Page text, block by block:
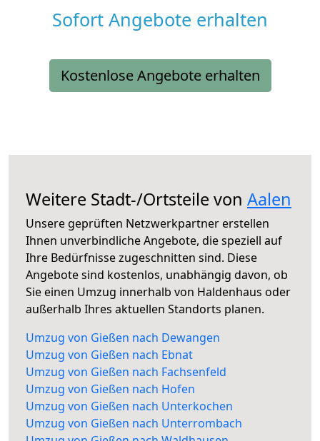
Sofort Angebote erhalten
Kostenlose Angebote erhalten
Weitere Stadt-/Ortsteile von Aalen
Unsere geprüften Netzwerkpartner erstellen
Ihnen unverbindliche Angebote, die speziell auf
Ihre Bedürfnisse zugeschnitten sind. Diese
Angebote sind kostenlos, unabhängig davon, ob
Sie einen Umzug innerhalb von Haldenhaus oder
außerhalb Ihres aktuellen Standorts planen.
Umzug von Gießen nach Dewangen
Umzug von Gießen nach Ebnat
Umzug von Gießen nach Fachsenfeld
Umzug von Gießen nach Hofen
Umzug von Gießen nach Unterkochen
Umzug von Gießen nach Unterrombach